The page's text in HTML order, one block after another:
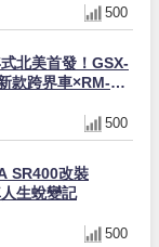
500
北美首發！GSX-
款跨界車×RM-
500
SR400改裝
生蛻變記
500